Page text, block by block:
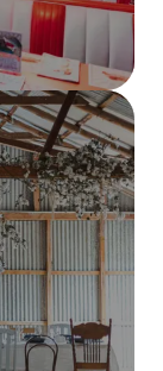
Afficher plus